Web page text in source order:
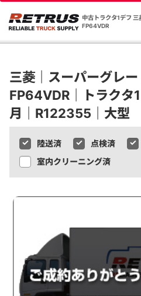
中古トラクタ1デフ 三
FP64VDR
三菱｜スーパーグレ
FP64VDR｜トラクタ
月｜R122355｜大型
陸送済 点検済
室内クリーニング済